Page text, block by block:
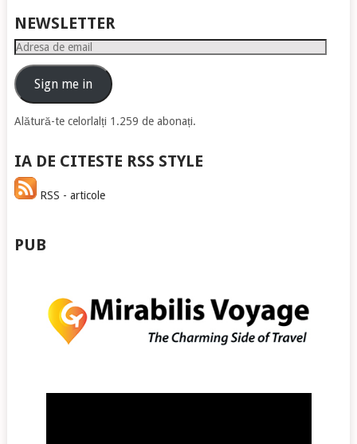
NEWSLETTER
Adresa
emailSign me in
Alătură-te celorlalți 1.259 de abonați.
IA DE CITESTE RSS STYLE
RSS - articole
PUB